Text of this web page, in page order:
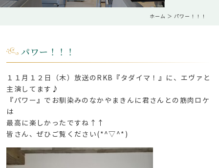
ホーム ＞ パワー！！！
パワー！！！
１１月１２日（木）放送のRKB『タダイマ！』に、エヴァと
主演してます♪
『パワー』でお馴染みのなかやまきんに君さんとの筋肉ロケ
は
最高に楽しかったですね↑↑
皆さん、ぜひご覧ください(*^▽^*)